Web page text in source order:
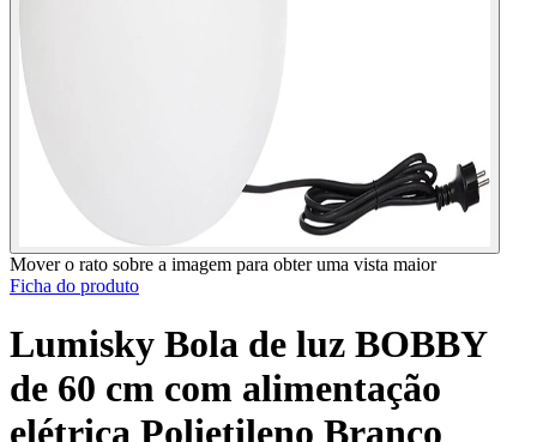
Mover o rato sobre a imagem para obter uma vista maior
Ficha do produto
Lumisky Bola de luz BOBBY
de 60 cm com alimentação
elétrica Polietileno Branco